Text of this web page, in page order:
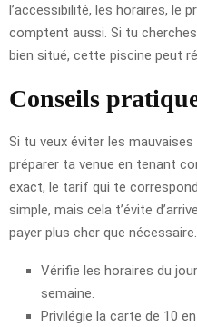
l’accessibilité, les horaires, le
comptent aussi. Si tu
bien situé, cette piscine peut
Conseils
Si tu veux éviter les
préparer ta venue en tenant
exact, le tarif qui te
simple, mais cela t’évite
payer plus cher que nécessaire.
Vérifie les horaires du
semaine.
Privilégie la carte de 10